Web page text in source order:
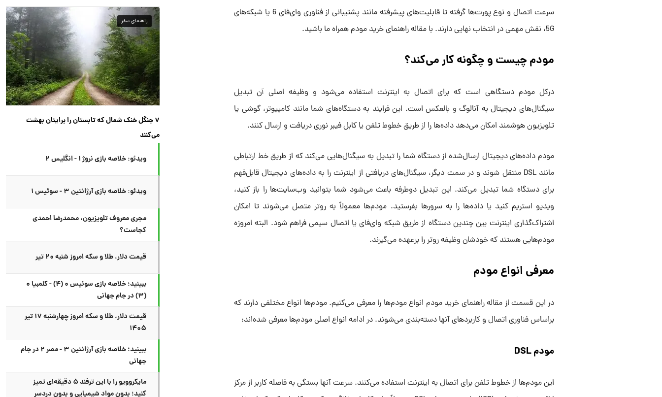
سرعت اتصال و نوع پورت‌ها گرفته تا قابلیت‌های پیشرفته مانند پشتیبانی از فناوری وای‌فای 6 یا شبکه‌های
5G، نقش مهمی در انتخاب نهایی دارند. با مقاله راهنمای خرید مودم همراه ما باشید.
مودم چیست و چگونه کار می‌کند؟
درکل مودم دستگاهی است که برای اتصال به اینترنت استفاده می‌شود و وظیفه اصلی آن تبدیل
سیگنال‌های دیجیتال به آنالوگ و بالعکس است. این فرایند به دستگاه‌های شما مانند کامپیوتر، گوشی یا
تلویزیون هوشمند امکان می‌دهد داده‌ها را از طریق خطوط تلفن یا کابل فیبر نوری دریافت و ارسال کنند.
مودم داده‌های دیجیتال ارسال‌شده از دستگاه شما را تبدیل به سیگنال‌هایی می‌کند که از طریق خط ارتباطی
مانند DSL منتقل شوند و در سمت دیگر، سیگنال‌های دریافتی از اینترنت را به داده‌های دیجیتال قابل‌فهم
برای دستگاه شما تبدیل می‌کند. این تبدیل دوطرفه باعث می‌شود شما بتوانید وب‌سایت‌ها را باز کنید،
ویدیو استریم کنید یا داده‌ها را به سرورها بفرستید. مودم‌ها معمولاً به روتر متصل می‌شوند تا امکان
اشتراک‌گذاری اینترنت بین چندین دستگاه از طریق شبکه وای‌فای یا اتصال سیمی فراهم شود. البته امروزه
مودم‌هایی هستند که خودشان وظیفه روتر را برعهده می‌گیرند.
معرفی انواع مودم
در این قسمت از مقاله راهنمای خرید مودم انواع مودم‌ها را معرفی می‌کنیم. مودم‌ها انواع مختلفی دارند که
براساس فناوری اتصال و کاربردهای آنها دسته‌بندی می‌شوند. در ادامه انواع اصلی مودم‌ها معرفی شده‌اند:
مودم DSL
این مودم‌ها از خطوط تلفن برای اتصال به اینترنت استفاده می‌کنند. سرعت آنها بستگی به فاصله کاربر از مرکز
راهنمای سفر
۷ جنگل خنک شمال که تابستان را برایتان بهشت
می‌کنند
ویدئو: خلاصه بازی نروژ ۱ - انگلیس ۲
ویدئو: خلاصه بازی آرژانتین ۳ - سوئیس ۱
مجری معروف تلویزیون، محمدرضا احمدی
کجاست؟
قیمت دلار، طلا و سکه امروز شنبه ۲۰ تیر
ببینید؛ خلاصه بازی سوئیس ۰ (۴) - کلمبیا ۰
(۳) در جام جهانی
قیمت دلار، طلا و سکه امروز چهارشنبه ۱۷ تیر
۱۴۰۵
ببینید؛ خلاصه بازی آرژانتین ۳ - مصر ۲ در جام
جهانی
مایکروویو را با این ترفند ۵ دقیقه‌ای تمیز
کنید؛ بدون مواد شیمیایی و بدون دردسر